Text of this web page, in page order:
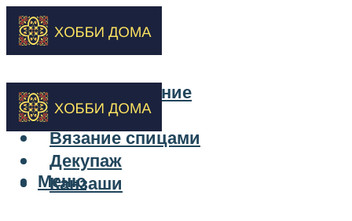
Бисероплетение
Вышивка
Вязание спицами
Декупаж
Канзаши
Меню